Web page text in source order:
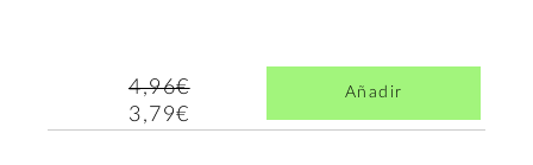
4,96€
3,79€
Añadir